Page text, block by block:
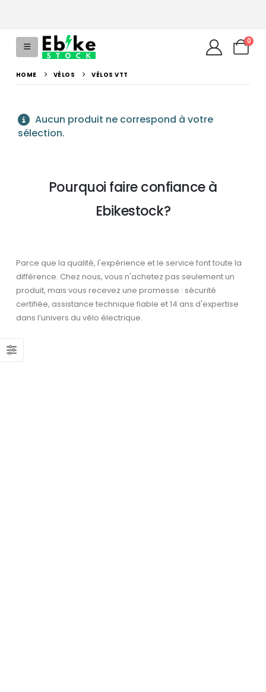
0
HOME VÉLOS VÉLOS VTT
Aucun produit ne correspond à votre
sélection.
Pourquoi faire confiance à
Ebikestock?
Parce que la qualité, l'expérience et le service font toute la
différence. Chez nous, vous n'achetez pas seulement un
produit, mais vous recevez une promesse : sécurité
certifiée, assistance technique fiable et 14 ans d'expertise
dans l’univers du vélo électrique.